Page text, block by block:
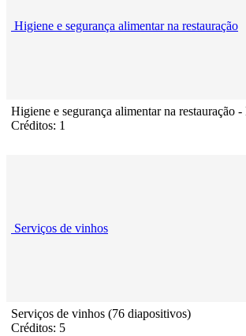
Higiene e segurança alimentar na restauração
Higiene e segurança alimentar na restauração
Créditos: 1
Serviços de vinhos
Serviços de vinhos (76 diapositivos)
Créditos: 5